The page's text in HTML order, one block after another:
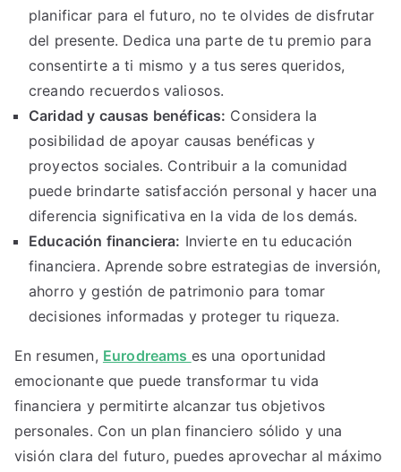
planificar para el futuro, no te olvides de disfrutar
del presente. Dedica una parte de tu premio para
consentirte a ti mismo y a tus seres queridos,
creando recuerdos valiosos.
Caridad y causas benéficas: Considera la
posibilidad de apoyar causas benéficas y
proyectos sociales. Contribuir a la comunidad
puede brindarte satisfacción personal y hacer una
diferencia significativa en la vida de los demás.
Educación financiera: Invierte en tu educación
financiera. Aprende sobre estrategias de inversión,
ahorro y gestión de patrimonio para tomar
decisiones informadas y proteger tu riqueza.
En resumen, Eurodreams es una oportunidad
emocionante que puede transformar tu vida
financiera y permitirte alcanzar tus objetivos
personales. Con un plan financiero sólido y una
visión clara del futuro, puedes aprovechar al máximo